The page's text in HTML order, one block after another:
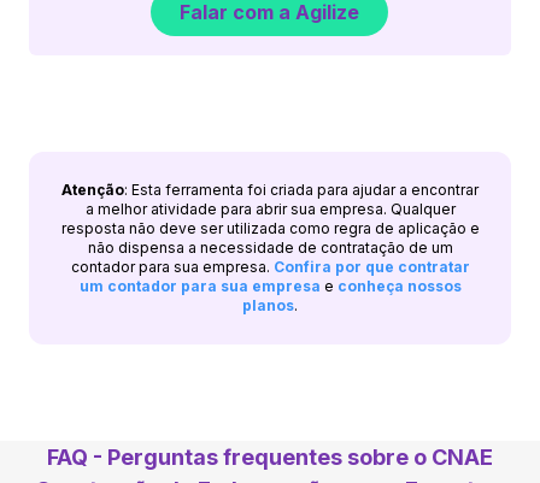
Falar com a Agilize
Atenção: Esta ferramenta foi criada para ajudar a encontrar
a melhor atividade para abrir sua empresa. Qualquer
resposta não deve ser utilizada como regra de aplicação e
não dispensa a necessidade de contratação de um
contador para sua empresa. Confira por que contratar
um contador para sua empresa e conheça nossos
planos.
FAQ - Perguntas frequentes sobre o CNAE